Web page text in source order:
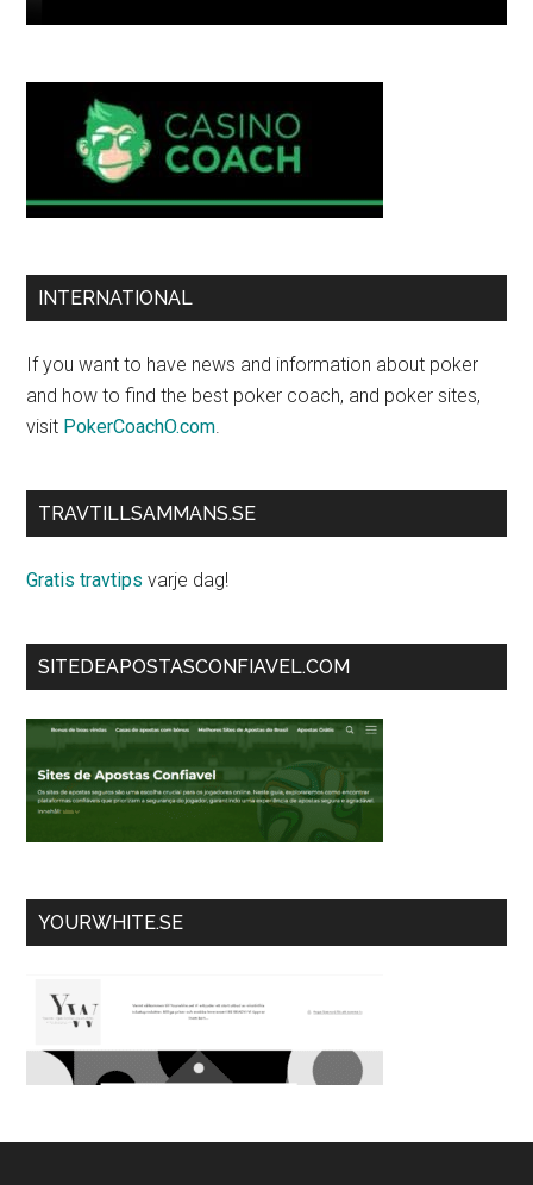
INTERNATIONAL
If you want to have news and information about poker
and how to find the best poker coach, and poker sites,
visit PokerCoachO.com.
TRAVTILLSAMMANS.SE
Gratis travtips varje dag!
SITEDEAPOSTASCONFIAVEL.COM
YOURWHITE.SE